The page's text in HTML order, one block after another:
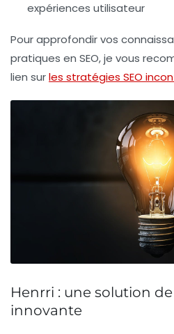
expériences utilisateur
Pour approfondir vos
pratiques en SEO, je vous
lien surles stratégies SEO
Henrri : une solution
innovante